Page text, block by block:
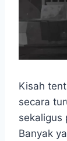
Kisah
secara
sekaligus
Banyak